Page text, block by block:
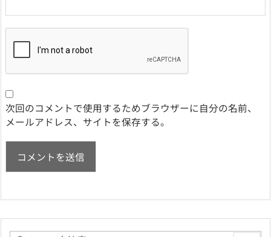
次回のコメントで使用するためブラウザーに自分の名前、
メールアドレス、サイトを保存する。